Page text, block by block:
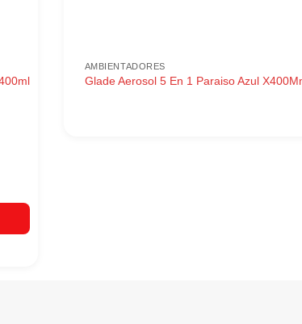
cantidad
AMBIENTADORES
Glade Aerosol 5 En 1 Paraiso Azul